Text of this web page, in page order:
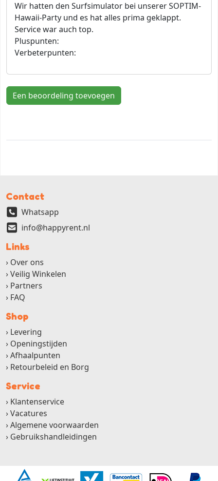
Wir hatten den Surfsimulator bei unserer SOPTIM-
Hawaii-Party und es hat alles prima geklappt.
Service war auch top.
Pluspunten:
Verbeterpunten:
Een beoordeling toevoegen
Contact
Whatsapp
info@happyrent.nl
Links
Over ons
Veilig Winkelen
Partners
FAQ
Shop
Levering
Openingstijden
Afhaalpunten
Retourbeleid en Borg
Service
Klantenservice
Vacatures
Algemene voorwaarden
Gebruikshandleidingen